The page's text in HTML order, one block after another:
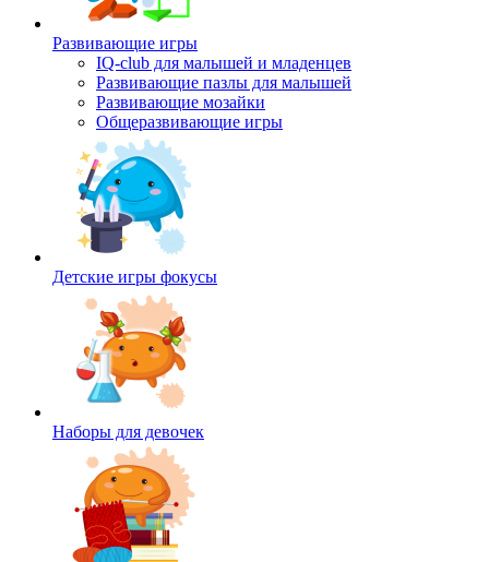
Развивающие игры
IQ-club для малышей и младенцев
Развивающие пазлы для малышей
Развивающие мозайки
Общеразвивающие игры
Детские игры фокусы
Наборы для девочек